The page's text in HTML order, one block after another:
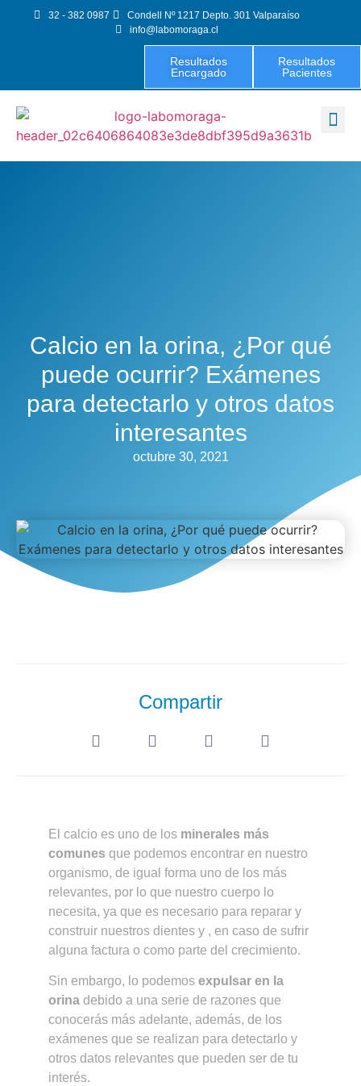
32 - 382 0987
Condell Nº 1217 Depto. 301 Valparaíso
info@labomoraga.cl
Resultados
Pacientes
Resultados
Encargado
Calcio en la orina, ¿Por qué
puede ocurrir? Exámenes
para detectarlo y otros datos
interesantes
octubre 30, 2021
Compartir
El calcio es uno de los minerales más
comunes que podemos encontrar en nuestro
organismo, de igual forma uno de los más
relevantes, por lo que nuestro cuerpo lo
necesita, ya que es necesario para reparar y
construir nuestros dientes y , en caso de sufrir
alguna factura o como parte del crecimiento.
Sin embargo, lo podemos expulsar en la
orina debido a una serie de razones que
conocerás más adelante, además, de los
exámenes que se realizan para detectarlo y
otros datos relevantes que pueden ser de tu
interés.